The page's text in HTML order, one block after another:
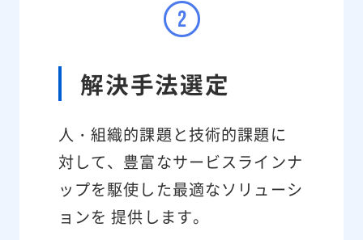
解決手法選定
人・組織的課題と技術的課題に
対して、豊富なサービスラインナ
ップを駆使した最適なソリューシ
ョンを 提供します。